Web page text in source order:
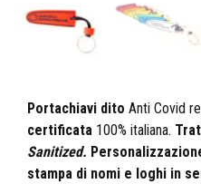
Portachiavi dito Anti Covid
certificata 100% italiana.
Sanitized.
stampa di nomi e loghi in